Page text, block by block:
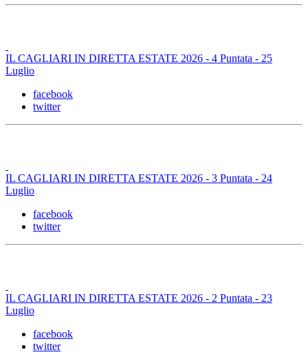
IL CAGLIARI IN DIRETTA ESTATE 2026 - 4 Puntata - 25
Luglio
facebook
twitter
IL CAGLIARI IN DIRETTA ESTATE 2026 - 3 Puntata - 24
Luglio
facebook
twitter
IL CAGLIARI IN DIRETTA ESTATE 2026 - 2 Puntata - 23
Luglio
facebook
twitter